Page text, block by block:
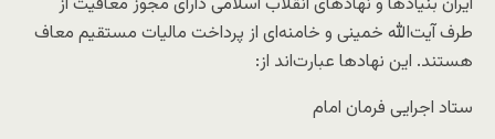
طرف آیت‌الله خمینی و خامنه‌ای از پرداخت مالیات مستقیم معاف
هستند. این نهادها عبارت‌اند از:
ستاد اجرایی فرمان امام